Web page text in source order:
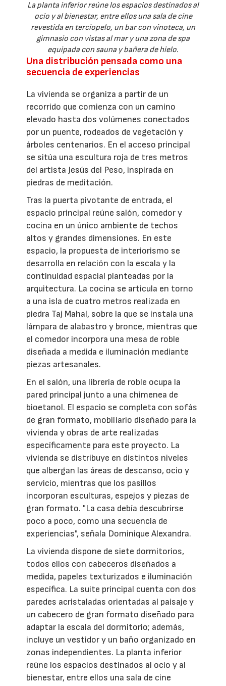
La planta inferior reúne los espacios destinados al
ocio y al bienestar, entre ellos una sala de cine
revestida en terciopelo, un bar con vinoteca, un
gimnasio con vistas al mar y una zona de spa
equipada con sauna y bañera de hielo.
Una distribución pensada como una
secuencia de experiencias
La vivienda se organiza a partir de un
recorrido que comienza con un camino
elevado hasta dos volúmenes conectados
por un puente, rodeados de vegetación y
árboles centenarios. En el acceso principal
se sitúa una escultura roja de tres metros
del artista Jesús del Peso, inspirada en
piedras de meditación.
Tras la puerta pivotante de entrada, el
espacio principal reúne salón, comedor y
cocina en un único ambiente de techos
altos y grandes dimensiones. En este
espacio, la propuesta de interiorismo se
desarrolla en relación con la escala y la
continuidad espacial planteadas por la
arquitectura. La cocina se articula en torno
a una isla de cuatro metros realizada en
piedra Taj Mahal, sobre la que se instala una
lámpara de alabastro y bronce, mientras que
el comedor incorpora una mesa de roble
diseñada a medida e iluminación mediante
piezas artesanales.
En el salón, una librería de roble ocupa la
pared principal junto a una chimenea de
bioetanol. El espacio se completa con sofás
de gran formato, mobiliario diseñado para la
vivienda y obras de arte realizadas
específicamente para este proyecto. La
vivienda se distribuye en distintos niveles
que albergan las áreas de descanso, ocio y
servicio, mientras que los pasillos
incorporan esculturas, espejos y piezas de
gran formato. "La casa debía descubrirse
poco a poco, como una secuencia de
experiencias", señala Dominique Alexandra.
La vivienda dispone de siete dormitorios,
todos ellos con cabeceros diseñados a
medida, papeles texturizados e iluminación
específica. La suite principal cuenta con dos
paredes acristaladas orientadas al paisaje y
un cabecero de gran formato diseñado para
adaptar la escala del dormitorio; además,
incluye un vestidor y un baño organizado en
zonas independientes. La planta inferior
reúne los espacios destinados al ocio y al
bienestar, entre ellos una sala de cine